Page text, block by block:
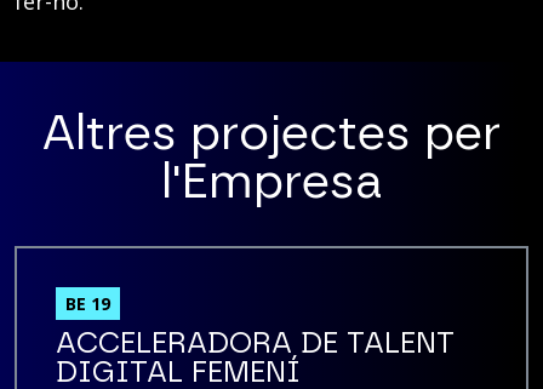
Altres projectes per
l'Empresa
BE 19
ACCELERADORA DE TALENT
DIGITAL FEMENÍ